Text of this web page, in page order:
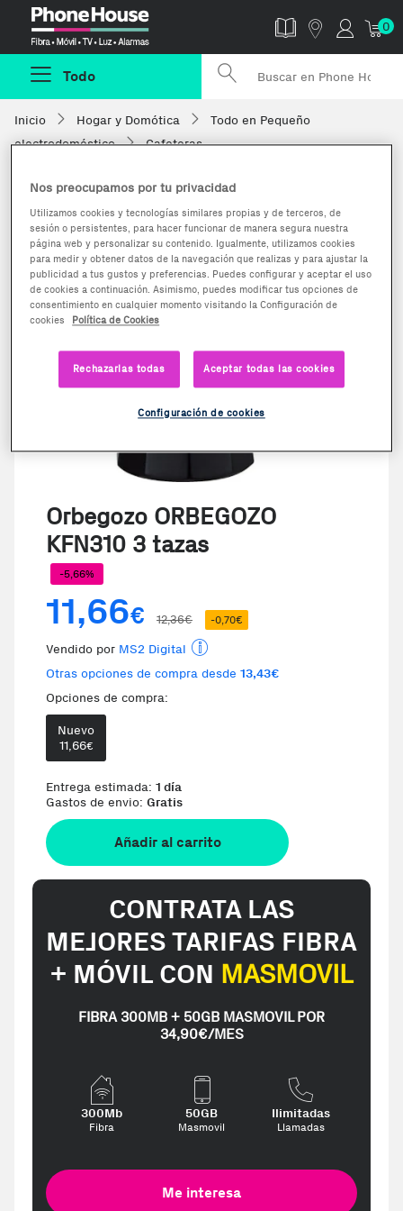
0
Todo
Inicio Hogar y Domótica
Todo en Pequeño
electrodoméstico
Cafeteras
Orbegozo ORBEGOZO
KFN310 3 tazas
-5,66%
11,66€ 12,36€ -0,70€
Vendido por MS2 Digital
Otras opciones de compra desde 13,43€
Opciones de compra:
Nuevo
11,66€
Entrega estimada: 1 día
Gastos de envio: Gratis
Añadir al carrito
CONTRATA LAS
MEJORES TARIFAS FIBRA
+ MÓVIL CON MASMOVIL
FIBRA 300MB + 50GB MASMOVIL POR
34,90€/MES
300Mb
Fibra
50GB
Masmovil
Ilimitadas
Llamadas
Me interesa
Nos preocupamos por tu privacidad
Utilizamos cookies y tecnologías similares propias y de terceros, de
sesión o persistentes, para hacer funcionar de manera segura nuestra
página web y personalizar su contenido. Igualmente, utilizamos cookies
para medir y obtener datos de la navegación que realizas y para ajustar la
publicidad a tus gustos y preferencias. Puedes configurar y aceptar el uso
de cookies a continuación. Asimismo, puedes modificar tus opciones de
consentimiento en cualquier momento visitando la Configuración de
cookies
Política de Cookies
Rechazarlas todas Aceptar todas las cookies
Configuración de cookies